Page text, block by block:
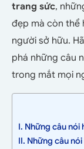
trang sức,
đẹp mà còn thể
người sở hữu.
phá những câu
trong mắt mọi
I. Những câu
II. Những câu